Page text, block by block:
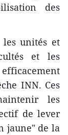
des
les unités et
et les
INN. Ces
les
de lever
jaune" de la